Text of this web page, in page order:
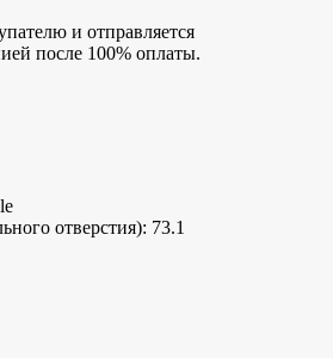
и отправляется
после 100% оплаты.
отверстия): 73.1